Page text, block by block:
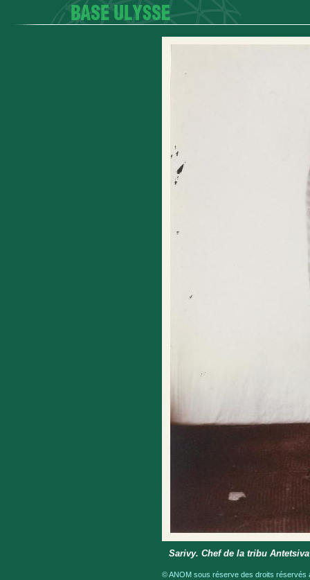
Sarivy. Chef de la tribu
© ANOM sous réserve des droits réservés